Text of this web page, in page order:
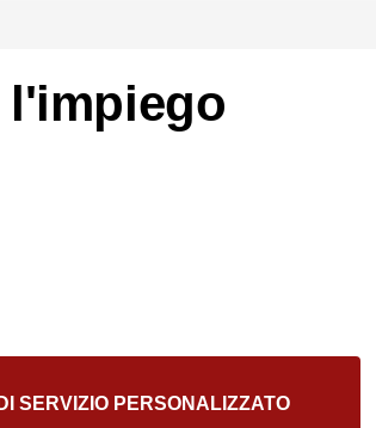
l'impiego
SERVIZIO PERSONALIZZATO